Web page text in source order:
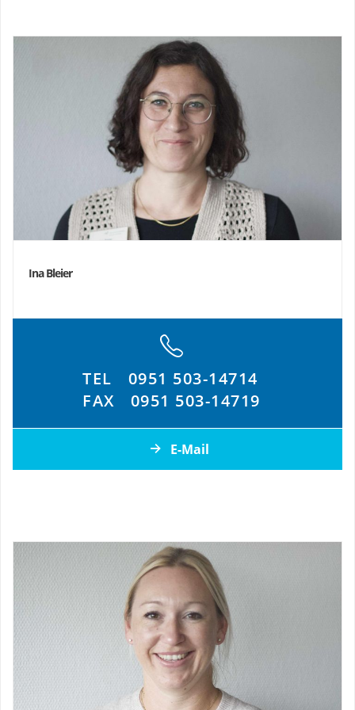
Ina Bleier
TEL
0951 503-14714
FAX
0951 503-14719
E-Mail